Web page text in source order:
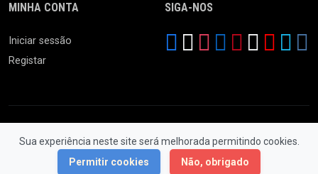
Sua experiência neste site será melhorada permitindo cookies.
Permitir cookies
Não, obrigado
MINHA CONTA
Iniciar sessão
Registar
SIGA-NOS
© 2026 Feira da Ladra. Todos os Direitos Reservados.